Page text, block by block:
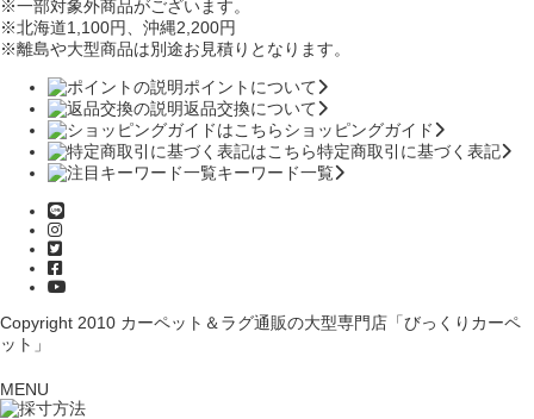
※一部対象外商品がございます。
※北海道1,100円、沖縄2,200円
※離島や大型商品は別途お見積りとなります。
ポイントについて
返品交換について
ショッピングガイド
特定商取引に基づく表記
キーワード一覧
Copyright 2010 カーペット＆ラグ通販の大型専門店「びっくりカーペ
ット」
MENU